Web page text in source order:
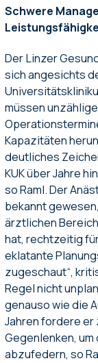
Schwere
Der Linzer
sich angesichts
müssen
Kapazitäten
deutliches
KUK über Jahre
so Raml. Der
bekannt
ärztlichen
hat, rechtzeitig
eklatante
zugeschaut“,
Regel nicht
genauso wie die
Jahren fordere er
Gegenlenken,
abzufedern, so